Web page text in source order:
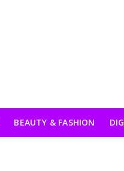
BEAUTY & FASHION